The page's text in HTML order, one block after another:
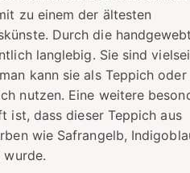
zu einem der ältesten
Durch die
langlebig. Sie sind
kann sie als Teppich oder
nutzen. Eine weitere
ist, dass dieser Teppich aus
wie Safrangelb,
wurde.